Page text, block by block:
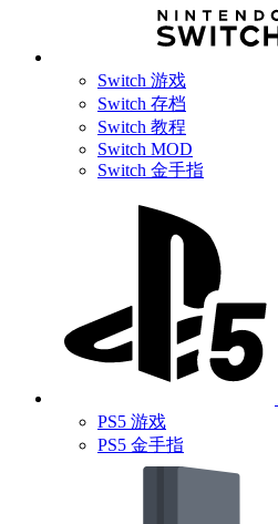
Switch 游戏
Switch 存档
Switch 教程
Switch MOD
Switch 金手指
PS5 游戏
PS5 金手指